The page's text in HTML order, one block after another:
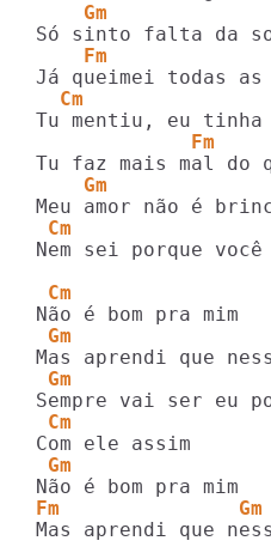
    Gm
Fm
Cm
    Gm
Cm
Nem sei porque
Cm
Gm
Gm
Cm
Gm
Fm               Gm
Mas aprendi que